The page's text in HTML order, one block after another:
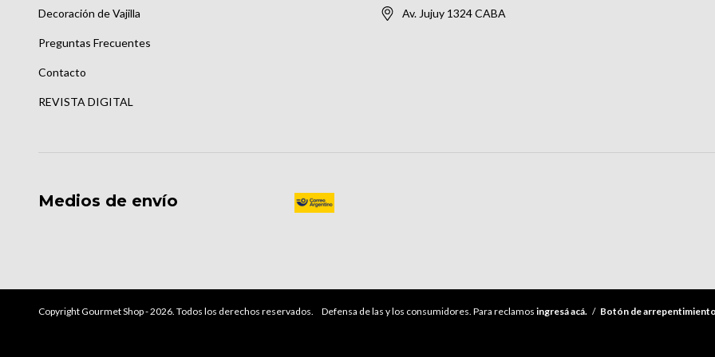
Decoración de Vajilla
Preguntas Frecuentes
Contacto
REVISTA DIGITAL
Av. Jujuy 1324 CABA
Medios de envío
Copyright Gourmet Shop - 2026. Todos los derechos reservados. Defensa de las y los consumidores. Para reclamos ingresá acá. / Botón de